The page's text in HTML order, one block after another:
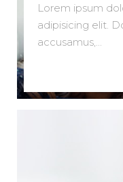
Lorem ipsum
adipisicing elit.
accusamus,...